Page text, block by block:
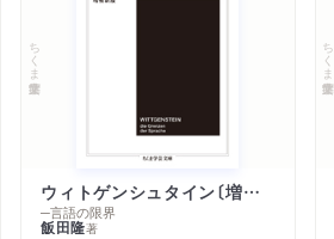
ちくま学芸文庫
ウィトゲンシュタイン〔増補新版〕
─言語の限界
飯田隆著
ちくま学芸文庫